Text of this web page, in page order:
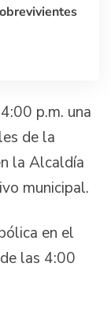
p.m. una
de la
la Alcaldía
municipal.
en el
las 4:00